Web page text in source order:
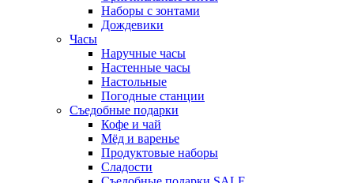
Наборы с зонтами
Дождевики
Часы
Наручные часы
Настенные часы
Настольные
Погодные станции
Съедобные подарки
Кофе и чай
Мёд и варенье
Продуктовые наборы
Сладости